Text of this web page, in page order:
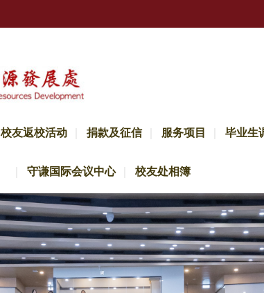
校友返校活动 捐款及征信 服务项目 毕业生
守谦国际会议中心 校友处相簿